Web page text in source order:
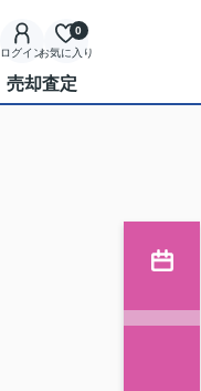
ログインお気に入り
0
売却査定